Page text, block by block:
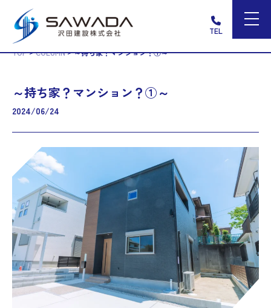
TEL
TOP>COLUMN>～持ち家？マンション？①～
～持ち家？マンション？①～
2024/06/24